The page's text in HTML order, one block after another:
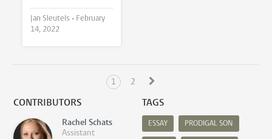
Jan Sleutels • February
14, 2022
1 2
CONTRIBUTORS
Rachel Schats
Assistant
TAGS
ESSAY PRODIGAL SON